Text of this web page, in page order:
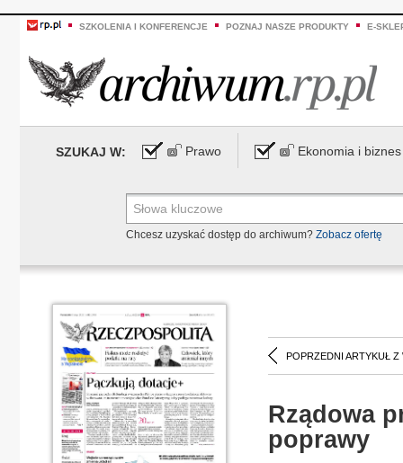
SZKOLENIA I KONFERENCJE POZNAJ NASZE PRODUKTY E-
SZUKAJ W: Prawo Ekonomia i biznes
Chcesz uzyskać dostęp do archiwum? Zobacz ofertę
POPRZEDNI ARTYKUŁ Z
Rządowa
poprawy